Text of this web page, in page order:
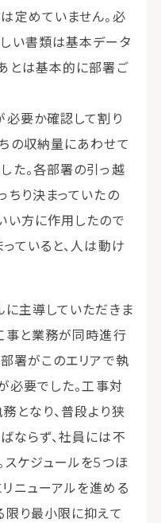
定めていません。必
い書類は基本データ
とは基本的に部署ご
必要か確認して割り
の収納量にあわせて
た。各部署の引っ越
ちり決まっていたの
い方に作用したので
ていると、人は動け
に主導していただきま
事と業務が同時進行
部署がこのエリアで執
必要でした。工事対
となり、普段より狭
ならず、社員には不
スケジュールを5つほ
ニューアルを進める
限り最小限に抑えて